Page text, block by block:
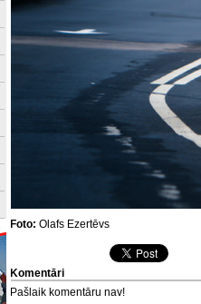
Foto: Olafs Ezertēvs
Komentāri
Pašlaik komentāru nav!